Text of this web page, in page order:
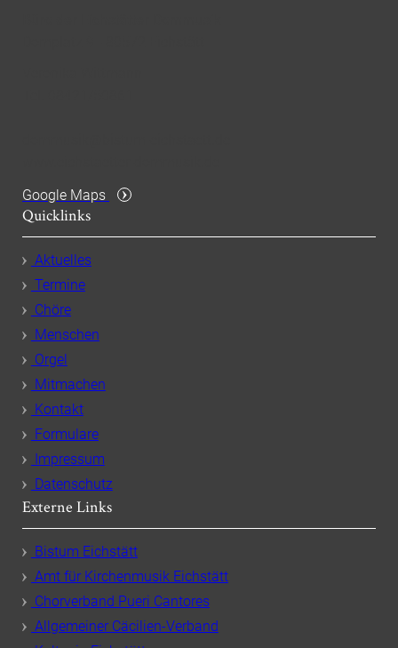
Google Maps
Quicklinks
Aktuelles
Termine
Chöre
Menschen
Orgel
Mitmachen
Kontakt
Formulare
Impressum
Datenschutz
Externe Links
Bistum Eichstätt
Amt für Kirchenmusik Eichstätt
Chorverband Pueri Cantores
Allgemeiner Cäcilien-Verband